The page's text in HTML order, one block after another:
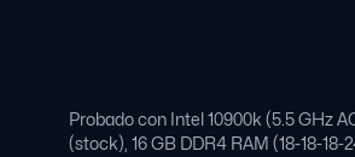
Probado con Intel 10900k (5.5 GHz
(stock), 16 GB DDR4 RAM (18-18-18-